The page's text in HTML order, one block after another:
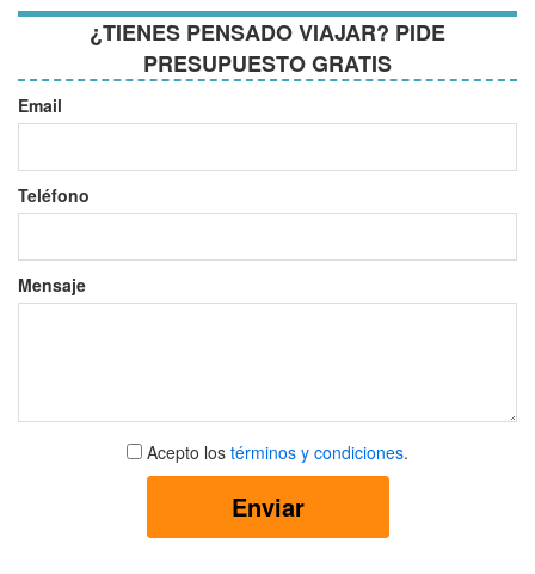
¿TIENES PENSADO VIAJAR? PIDE
PRESUPUESTO GRATIS
Email
Teléfono
Mensaje
Aceptar
términos
Acepto los términos y condiciones.
Enviar